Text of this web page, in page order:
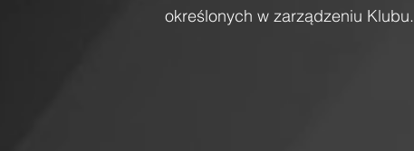
określonych w zarządzeniu Klubu.